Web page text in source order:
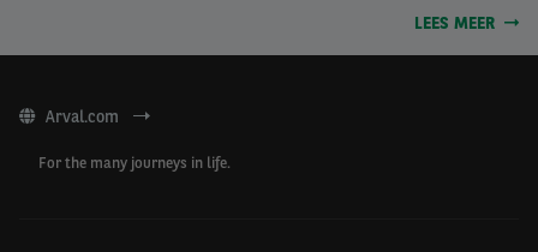
LEES MEER
Arval.com
For the many journeys in life.